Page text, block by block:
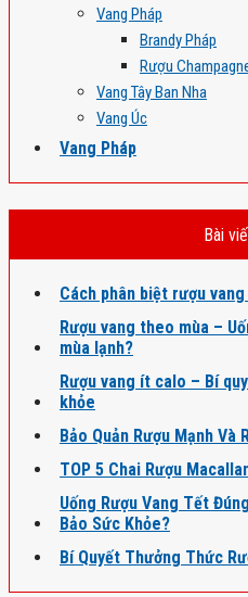
Vang Pháp
Brandy Pháp
Rượu
Vang Tây Ban Nha
Vang Úc
Vang Pháp
Bài
Cách phân biệt rượu
Rượu vang theo mùa –
mùa lạnh?
Rượu vang ít calo – Bí
khỏe
Bảo Quản Rượu Mạnh Và
TOP 5 Chai Rượu
Uống Rượu Vang Tết
Bảo Sức Khỏe?
Bí Quyết Thưởng Thức